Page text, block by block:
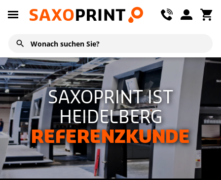
SAXOPRINT IST
HEIDELBERG
REFERENZKUNDE